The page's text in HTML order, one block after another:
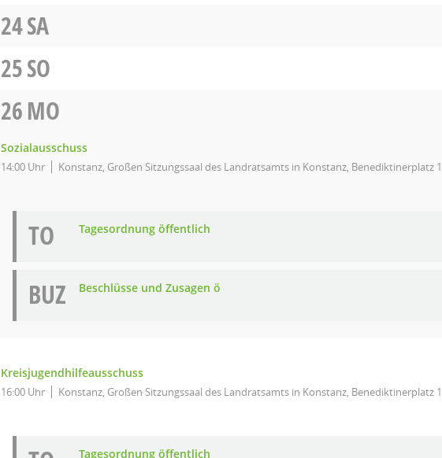
24SA
25SO
26MO
Sozialausschuss
14:00 Uhr Konstanz, Großen Sitzungssaal des Landratsamts in Konstanz, Benediktinerplatz
TO Tagesordnung öffentlich
BUZ Beschlüsse und Zusagen ö
Kreisjugendhilfeausschuss
16:00 Uhr Konstanz, Großen Sitzungssaal des Landratsamts in Konstanz, Benediktinerplatz
Tagesordnung öffentlich